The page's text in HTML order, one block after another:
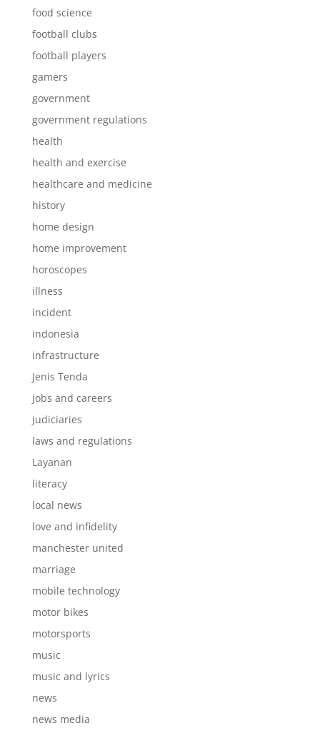
food science
football clubs
football players
gamers
government
government regulations
health
health and exercise
healthcare and medicine
history
home design
home improvement
horoscopes
illness
incident
indonesia
infrastructure
Jenis Tenda
jobs and careers
judiciaries
laws and regulations
Layanan
literacy
local news
love and infidelity
manchester united
marriage
mobile technology
motor bikes
motorsports
music
music and lyrics
news
news media